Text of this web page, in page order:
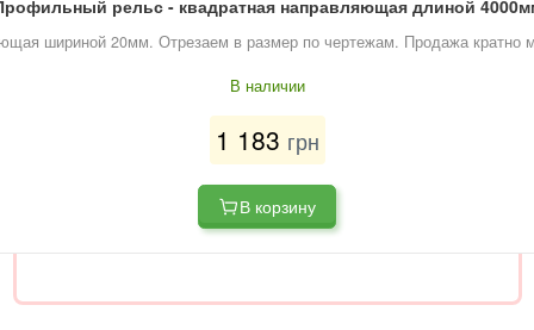
рельс - квадратная направляющая длиной
шириной 20мм. Отрезаем в размер по чертежам. Продажа кратно
В наличии
1 183 грн
В корзину